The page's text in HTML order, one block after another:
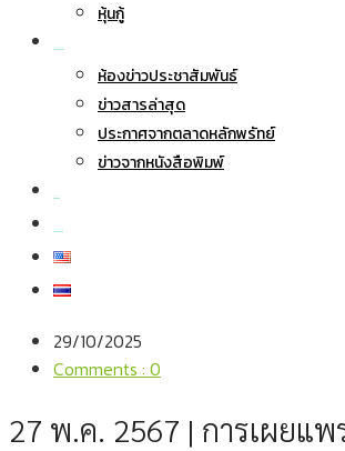
หุ้นกู้
ห้องข่าวประชาสัมพันธ์
ข่าวสารล่าสุด
ประกาศจากตลาดหลักพรัทย์
ข่าวจากหนังสือพิมพ์
29/10/2025
Comments : 0
27 พ.ค. 2567 | การเผยแ